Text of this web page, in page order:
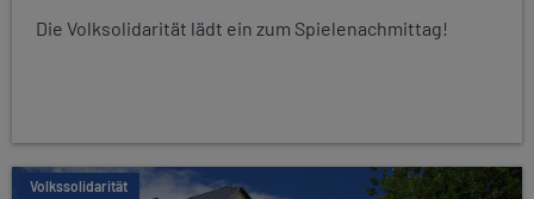
Die Volksolidarität lädt ein zum Spielenachmittag!
Volkssolidarität